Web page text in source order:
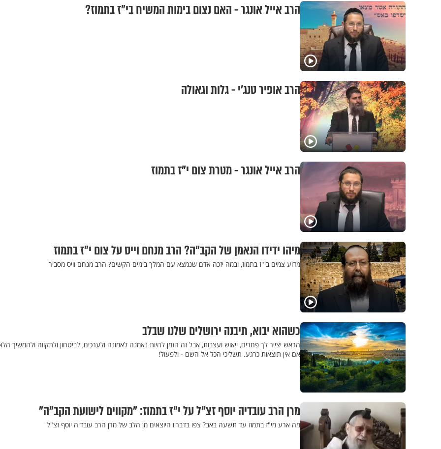
הרב אייל אונגר - האם נצום בימות המשיח בי"ז בתמוז?
הרב אופיר טנג'י - גלות וגאולה
הרב אייל אונגר - מטרת צום י"ז בתמוז
מיהו ידידו הנאמן של הקב"ה? הרב מנחם וייס על צום י"ז בתמוז
מדוע צמים בי"ז בתמוז, ובמה יזכה אדם שנמצא עם המלך בימים הקשים? הרב מנחם וויס מסביר
כשהוא יבוא, תיבנה ירושלים שלנו שבלב
הראש יצייר לך פחדים, ייאוש ועצבות, אבל זה הזמן להיות נאמנה לאמונה ולערכים, לביטחון ולתקווה ולהמשיך
אם אין תוצאות כרגע. תשליכי הכל אל השם - ולפעול!
מרן הרב עובדיה יוסף זצ"ל על י"ז בתמוז: "מקווים לישועת הקב"ה"
מה ארע מי"ז בתמוז עד תשעה באב? צפו בדבריו היוצאים מן הלב של מרן הרב עובדיה יוסף זצ"ל